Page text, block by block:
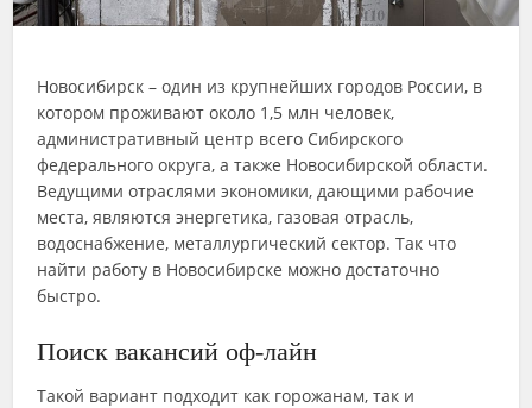
Новосибирск – один из крупнейших городов России, в
котором проживают около 1,5 млн человек,
административный центр всего Сибирского
федерального округа, а также Новосибирской области.
Ведущими отраслями экономики, дающими рабочие
места, являются энергетика, газовая отрасль,
водоснабжение, металлургический сектор. Так что
найти работу в Новосибирске можно достаточно
быстро.
Поиск вакансий оф-лайн
Такой вариант подходит как горожанам, так и